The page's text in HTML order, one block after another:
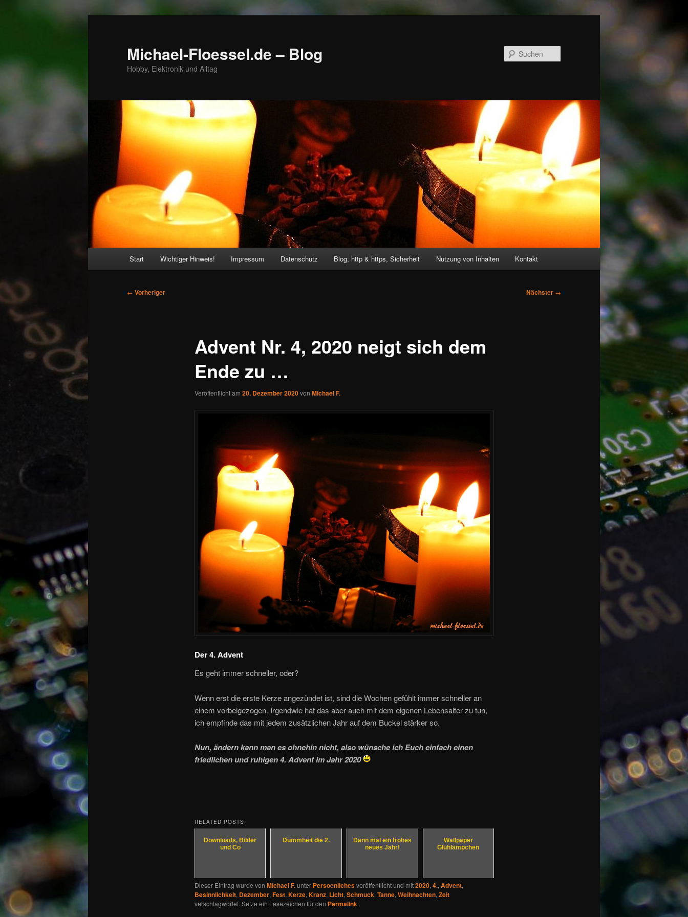
Michael-Floessel.de – Blog
Hobby, Elektronik und Alltag
Start Wichtiger Hinweis! Impressum Datenschutz Blog, http & https, Sicherheit Nutzung von Inhalten Kontakt
Beitragsnavigation
← Vorheriger Nächster →
Advent Nr. 4, 2020 neigt sich dem
Ende zu …
Veröffentlicht am 20. Dezember 2020von Michael F.
Der 4. Advent
Es geht immer schneller, oder?
Wenn erst die erste Kerze angezündet ist, sind die Wochen gefühlt immer schneller an
einem vorbeigezogen. Irgendwie hat das aber auch mit dem eigenen Lebensalter zu tun,
ich empfinde das mit jedem zusätzlichen Jahr auf dem Buckel stärker so.
Nun, ändern kann man es ohnehin nicht, also wünsche ich Euch einfach einen
friedlichen und ruhigen 4. Advent im Jahr 2020
RELATED POSTS:
Downloads, Bilder
und Co
Dummheit die 2.
Dann mal ein frohes
neues Jahr!
Wallpaper
Glühlämpchen
Dieser Eintrag wurde von Michael F.unter Persoenlichesveröffentlicht und mit2020, 4., Advent,
Besinnlichkeit, Dezember, Fest, Kerze, Kranz, Licht, Schmuck, Tanne, Weihnachten, Zeit
verschlagwortet. Setze ein Lesezeichen für den Permalink.